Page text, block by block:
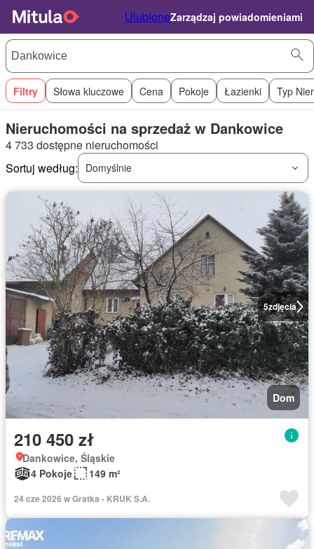
UlubioneZarządzaj powiadomieniami
Filtry Słowa kluczowe Cena Pokoje Łazienki Typ
Nieruchomości na sprzedaż w Dankowice
4 733 dostępne nieruchomości
Sortuj według:
Domyślnie
5zdjęcia
Dom
210 450 zł
Dankowice, Śląskie
4 Pokoje
149 m²
24 cze 2026 w Gratka - KRUK S.A.